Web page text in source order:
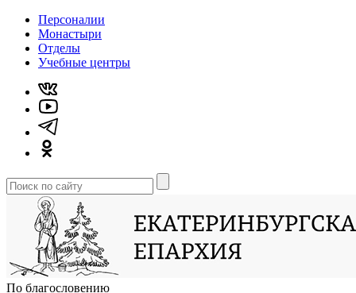
Персоналии
Монастыри
Отделы
Учебные центры
По благословению